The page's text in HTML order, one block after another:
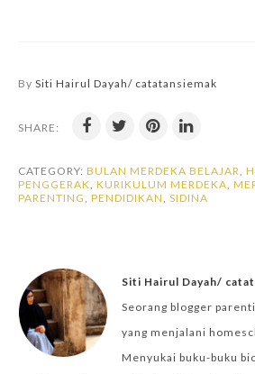
By Siti Hairul Dayah/ catatansiemak
SHARE:
CATEGORY: BULAN MERDEKA BELAJAR,
PENGGERAK, KURIKULUM MERDEKA,
PARENTING, PENDIDIKAN, SIDINA
Siti Hairul Dayah/
Seorang blogger
yang menjalani
Menyukai buku-buku